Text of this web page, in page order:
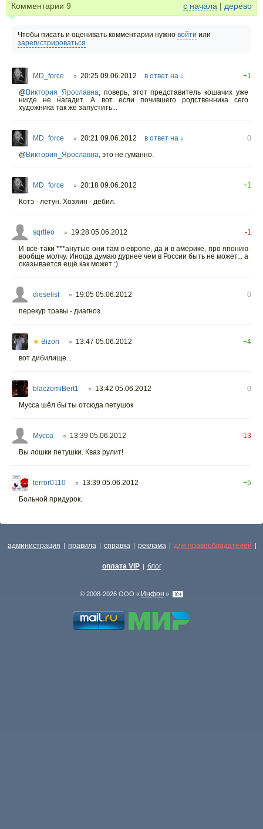
Комментарии 9 с начала | дерево
Чтобы писать и оценивать комментарии нужно войти или
зарегистрироваться
MD_force ○ 20:25 09.06.2012 в ответ на ↓
+1
@Виктория_Ярославна
поверь, этот представитель кошачих уже
нигде не нагадит. А вот если почившего родственника сего
художника так же запустить...
MD_force ○ 20:21 09.06.2012 в ответ на ↓
0
@Виктория_Ярославна это не гуманно.
MD_force ○ 20:18 09.06.2012
+1
Котэ - летун. Хозяин - дебил.
sqrtleo ○ 19:28 05.06.2012
-1
И всё-таки ***анутые они там в европе, да и в америке, про японию
вообще молчу. Иногда думаю дурнее чем в России быть не может... а
оказывается ещё как может :)
dieselist ○ 19:05 05.06.2012
0
перекур травы - диагноз.
★ Bizon ○ 13:47 05.06.2012
+4
вот дибилище...
blaczomiBert1 ○ 13:42 05.06.2012
0
Мусса шёл бы ты отсюда петушок
Мусса ○ 13:39 05.06.2012
-13
Вы лошки петушки. Кваз рулит!
terror0110 ○ 13:39 05.06.2012
+5
Больной придурок.
администрация | правила | справка | реклама | для правообладателей |
оплата VIP | блог
© 2008-2026 ООО « Инфон »